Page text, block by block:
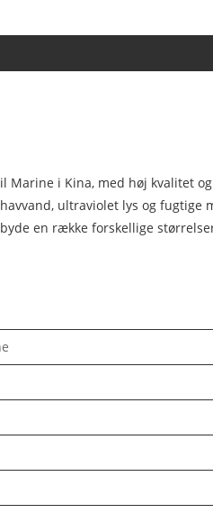
Marine i Kina, med høj kvalitet
ultraviolet lys og fugtige
en række forskellige